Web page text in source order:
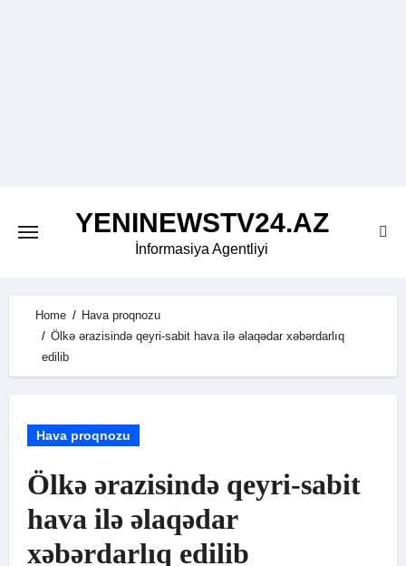
YENINEWSTV24.AZ
İnformasiya Agentliyi
Home
Hava proqnozu
Ölkə ərazisində qeyri-sabit hava ilə əlaqədar xəbərdarlıq
edilib
Hava proqnozu
Ölkə ərazisində qeyri-sabit
hava ilə əlaqədar
xəbərdarlıq edilib